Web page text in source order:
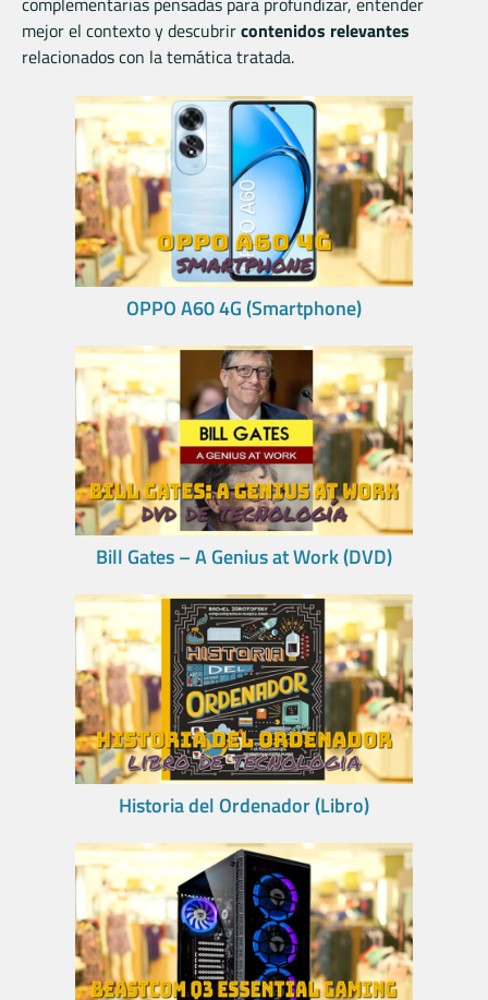
mejor el contexto y descubrircontenidos relevantes
relacionados con la temática tratada.
OPPO A60 4G (Smartphone)
Bill Gates – A Genius at Work (DVD)
Historia del Ordenador (Libro)